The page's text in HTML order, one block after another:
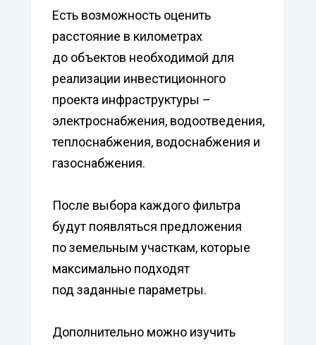
Есть возможность оценить
расстояние в километрах
до объектов необходимой для
реализации инвестиционного
проекта инфраструктуры –
электроснабжения, водоотведения,
теплоснабжения, водоснабжения и
газоснабжения.
После выбора каждого фильтра
будут появляться предложения
по земельным участкам, которые
максимально подходят
под заданные параметры.
Дополнительно можно изучить